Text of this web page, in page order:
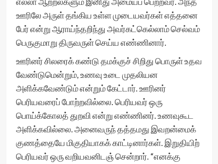
ஊரிலே அருள் தங்கிய உள்ள முடையவர்கள் எத்தனை
பேர் என்று ஆராய்ந்தறிந்து அவர்கட்கெல்லாம் செல்வம்
பெருகுமாறு திருவருள் செய்ய எண்ணினார்.
ஊரினர் சிலரைக் கண்டு தமக்குச் சிறிது பொருள் உதவ
வேண்டுமென்றும், உணவு உடை முதலியன
அளிக்கவேண்டும் என்றும் கேட்டார். ஊரினர்
பெரியவரைப் போற்றவில்லை. பெரியவர் ஒரு
பொய்க்கோலத் துறவி என்று எண்ணினர். உணவுகூட
அளிக்கவில்லை. அனைவருந் தத்தமது இவறன்மைக்
குணத்தையே மிகுதியாகக் காட்டினார்கள். இறுதியிற்
பெரியவர் ஒரு வறியவனிடஞ் சென்றார். “எனக்கு